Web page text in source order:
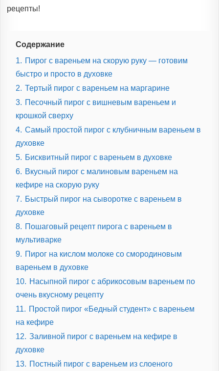
рецепты!
Содержание
1. Пирог с вареньем на скорую руку — готовим
быстро и просто в духовке
2. Тертый пирог с вареньем на маргарине
3. Песочный пирог с вишневым вареньем и
крошкой сверху
4. Самый простой пирог с клубничным вареньем в
духовке
5. Бисквитный пирог с вареньем в духовке
6. Вкусный пирог с малиновым вареньем на
кефире на скорую руку
7. Быстрый пирог на сыворотке с вареньем в
духовке
8. Пошаговый рецепт пирога с вареньем в
мультиварке
9. Пирог на кислом молоке со смородиновым
вареньем в духовке
10. Насыпной пирог с абрикосовым вареньем по
очень вкусному рецепту
11. Простой пирог «Бедный студент» с вареньем
на кефире
12. Заливной пирог с вареньем на кефире в
духовке
13. Постный пирог с вареньем из слоеного